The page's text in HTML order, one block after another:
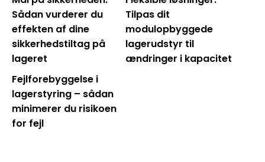
Sådan vurderer du
effekten af dine
sikkerhedstiltag på
lageret
Tilpas dit
modulopbyggede
lagerudstyr til
ændringer i kapacitet
Fejlforebyggelse i
lagerstyring – sådan
minimerer du risikoen
for fejl